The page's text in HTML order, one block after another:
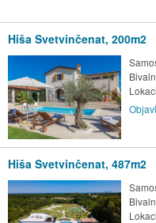
Hiša Svetvinčenat, 200m2
Hiša Svetvinčenat, 487m2